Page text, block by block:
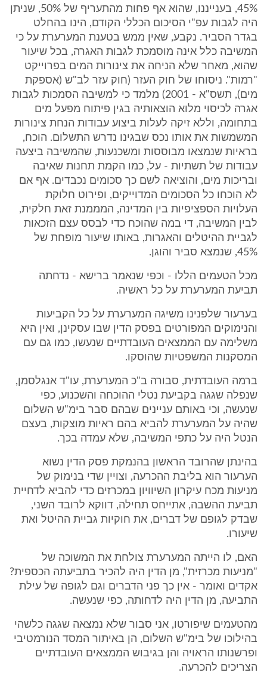
45%, בענייננו, שהוא אף פחות מהתעריף של 50%, שניתן
היה לגבות עפ"י הסיכום הכללי הקודם, הינו בהחלט
בגדר הסביר. נקבע, שאין ממש בטענת המערערת על כי
המשיבה כלל אינה מוסמכת לגבות האגרה, בכל שיעור
שהוא, מאחר שלא הניחה את צינורות המים בפרוייקט
"רמות". ניסוחו של חוק העזר (חוק עזר לב"ש (אספקת
מים), תשס"א - 2001) מלמד כי למשיבה הסמכות לגבות
אגרה לכיסוי מלוא הוצאותיה בגין פיתוח מפעל מים
בתחומה, וללא זיקה לעלות ביצוע עבודות הנחת צינורות
המשמשות את אותו נכס שבגינו נדרש התשלום. הוכח,
בראיות שנמצאו מבוססות ומשכנעות, שהמשיבה ביצעה
עבודות של תשתיות - על, כמו הקמת תחנות שאיבה
ובריכות מים, והוציאה לשם כך סכומים נכבדים. אף אם
לא הוכחו כל הסכומים המדוייקים, ופירוט חלוקת
העלויות הספציפיות בין המדינה, המממנת זאת חלקית,
לבין המשיבה, די במה שהוכח כדי לבסס עצם הזכאות
לגביית ההיטלים והאגרות, באותו שיעור מופחת של
45%, שנמצא סביר והוגן.
מכל הטעמים הללו - וכפי שנאמר ברישא - נדחתה
תביעת המערערת על כל ראשיה.
בערעור שלפנינו משיגה המערערת על כל הקביעות
והנימוקים המפורטים בפסק הדין שבו עסקינן, ואין היא
משלימה עם הממצאים העובדתיים שנעשו, כמו גם עם
המסקנות המשפטיות שהוסקו.
ברמה העובדתית, סבורה ב"כ המערערת, עו"ד אנגלסמן,
שנפלה שגגה בקביעת נטלי ההוכחה והשכנוע, כפי
שנעשה, וכי באותם עניינים שבהם סבר בימ"ש השלום
שהיה על המערערת להביא בהם ראיות מוצקות, בעצם
הנטל היה על כתפי המשיבה, שלא עמדה בכך.
בהינתן שהרובד הראשון בהנמקת פסק הדין נשוא
הערעור הוא בליבת ההכרעה, וצויין שדי בנימוק של
מניעות מכח עיקרון השיוויון במכרזים כדי להביא לדחיית
תביעת ההשבה, אתייחס תחילה, דווקא לרובד השני,
שבדק לגופם של דברים, את חוקיות גביית ההיטל ואת
שיעורו.
האם, לו הייתה המערערת צולחת את המשוכה של
"מניעות מכרזית", מן הדין היה להכיר בתביעתה הכספית?
אקדים ואומר - אין כך פני הדברים וגם לגופה של עילת
התביעה, מן הדין היה לדחותה, כפי שנעשה.
מהטעמים שיפורטו, אני סבור שלא נמצאה שגגה כלשהי
בהילוכו של בימ"ש השלום, הן באיתור המסד הנורמטיבי
ופרשנותו הראויה והן בגיבוש הממצאים העובדתיים
הצריכים להכרעה.